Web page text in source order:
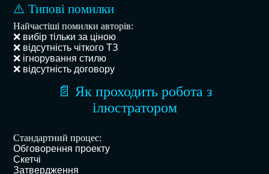
⚠️ Типові помилки
Найчастіші помилки авторів:
❌ вибір тільки за ціною
❌ відсутність чіткого ТЗ
❌ ігнорування стилю
❌ відсутність договору
📄 Як проходить робота з
ілюстратором
Стандартний процес:
Обговорення проекту
Скетчі
Затвердження